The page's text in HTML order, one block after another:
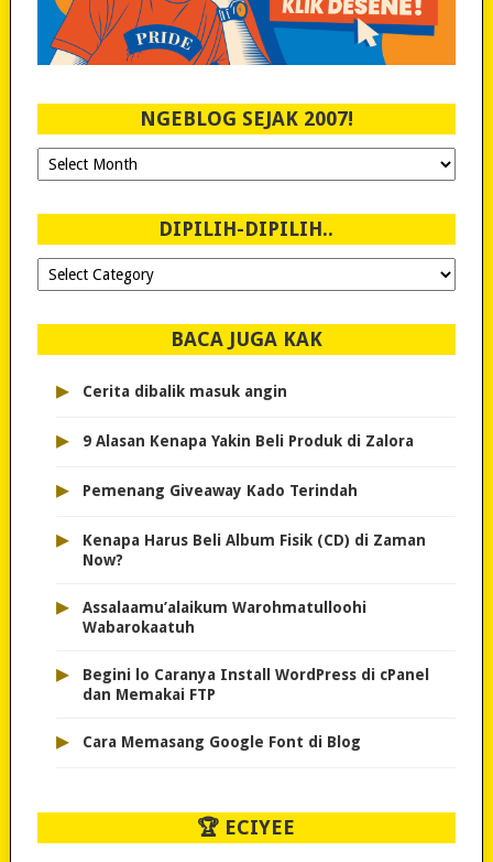
NGEBLOG SEJAK 2007!
Ngeblog
Sejak
DIPILIH-DIPILIH..
Dipilih-
dipilih..
BACA JUGA KAK
▸ Cerita dibalik masuk angin
▸ 9 Alasan Kenapa Yakin Beli Produk di Zalora
▸ Pemenang Giveaway Kado Terindah
▸
Kenapa Harus Beli Album Fisik (CD) di Zaman
Now?
▸
Assalaamu’alaikum Warohmatulloohi
Wabarokaatuh
▸
Begini lo Caranya Install WordPress di cPanel
dan Memakai FTP
▸ Cara Memasang Google Font di Blog
🏆 ECIYEE